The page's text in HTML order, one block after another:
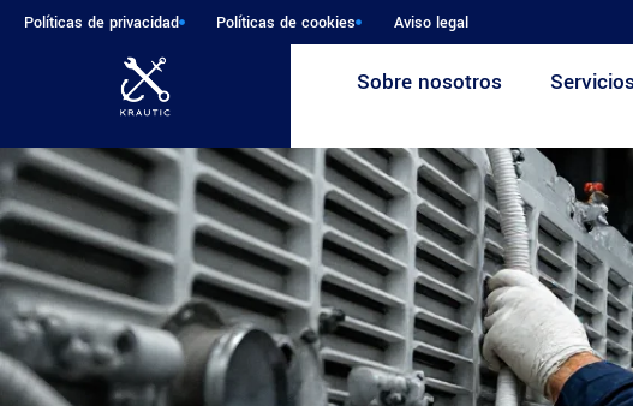
Políticas de privacidad Políticas de cookies Aviso legal
Sobre nosotros